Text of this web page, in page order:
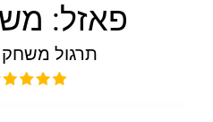
פאזל:
תרגול משחק